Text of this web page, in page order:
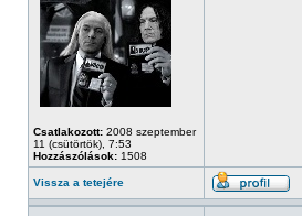
Csatlakozott: 2008 szeptember
11 (csütörtök), 7:53
Hozzászólások: 1508
Vissza a tetejére